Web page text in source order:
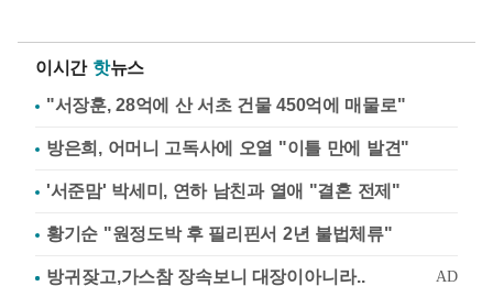
이시간 핫뉴스
"서장훈, 28억에 산 서초 건물 450억에 매물로"
방은희, 어머니 고독사에 오열 "이틀 만에 발견"
'서준맘' 박세미, 연하 남친과 열애 "결혼 전제"
황기순 "원정도박 후 필리핀서 2년 불법체류"